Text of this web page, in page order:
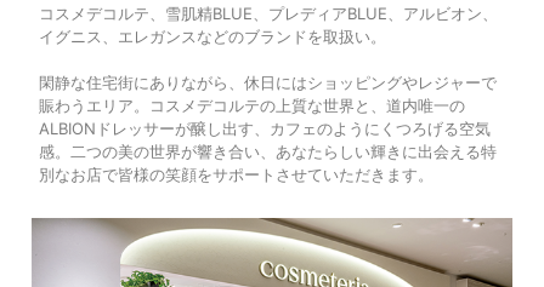
コスメデコルテ、雪肌精BLUE、プレディアBLUE、アルビオン、
イグニス、エレガンスなどのブランドを取扱い。
閑静な住宅街にありながら、休日にはショッピングやレジャーで
賑わうエリア。コスメデコルテの上質な世界と、道内唯一の
ALBIONドレッサーが醸し出す、カフェのようにくつろげる空気
感。二つの美の世界が響き合い、あなたらしい輝きに出会える特
別なお店で皆様の笑顔をサポートさせていただきます。